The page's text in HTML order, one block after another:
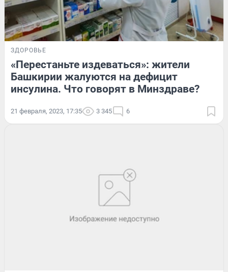
ЗДОРОВЬЕ
«Перестаньте издеваться»: жители
Башкирии жалуются на дефицит
инсулина. Что говорят в Минздраве?
21 февраля, 2023, 17:35 3 345 6